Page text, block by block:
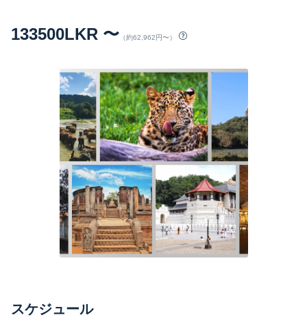
133500LKR 〜 （約62,962円〜）
スケジュール